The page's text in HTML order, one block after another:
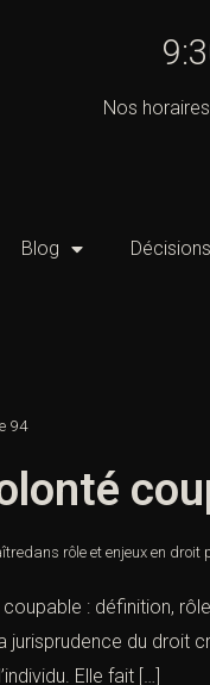
Nos
Blog
94
dans rôle et enjeux en droit
: définition,
jurisprudence du droit
Elle fait […]